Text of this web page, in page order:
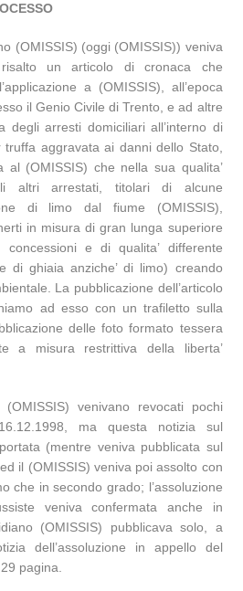
(OMISSIS) (oggi (OMISSIS)) veniva
un articolo di cronaca che
a (OMISSIS), all’epoca
il Genio Civile di Trento, e ad altre
degli arresti domiciliari all’interno di
aggravata ai danni dello Stato,
al (OMISSIS) che nella sua qualita’
altri arrestati, titolari di alcune
di limo dal fiume (OMISSIS),
in misura di gran lunga superiore
e di qualita’ differente
di ghiaia anziche’ di limo) creando
La pubblicazione dell’articolo
ad esso con un trafiletto sulla
delle foto formato tessera
a misura restrittiva della liberta’
venivano revocati pochi
ma questa notizia sul
(mentre veniva pubblicata sul
il (OMISSIS) veniva poi assolto con
che in secondo grado; l’assoluzione
veniva confermata anche in
(OMISSIS) pubblicava solo, a
dell’assoluzione in appello del
pagina.